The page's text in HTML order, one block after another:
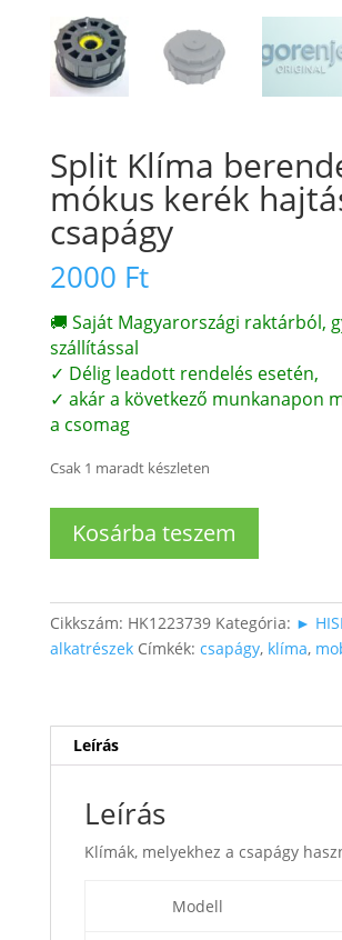
Split Klíma
mókus kerék
csapágy
2000 Ft
🚚 Saját Magyarországi raktárból,
szállítással
✓ Délig leadott rendelés esetén,
✓ akár a következő munkanapon
a csomag
Csak 1 maradt készleten
Klíma
kerék
hajtás
mennyiség
Kosárba teszem
Cikkszám: HK1223739 Kategória: ►
alkatrészek Címkék: csapágy, klíma,
Leírás
Leírás
Klímák, melyekhez a csapágy
Modell